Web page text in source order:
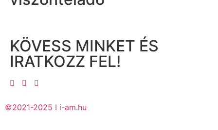
KÖVESS MINKET ÉS
IRATKOZZ FEL!
©2021-2025 I i-am.hu